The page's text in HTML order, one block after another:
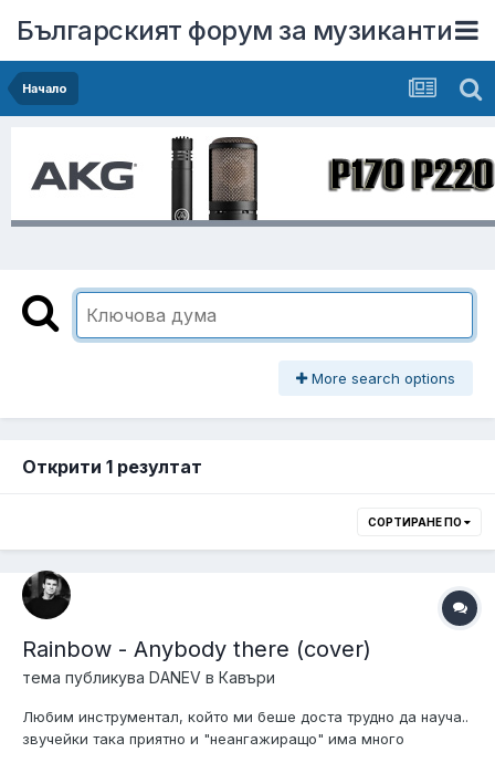
Българският форум за музиканти
Начало
More search options
Открити 1 резултат
СОРТИРАНЕ ПО
Rainbow - Anybody there (cover)
тема публикува DANEV в Кавъри
Любим инструментал, който ми беше доста трудно да науча..
звучейки така приятно и "неангажиращо" има много